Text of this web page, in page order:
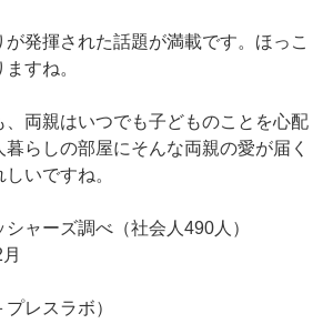
発揮された話題が満載です。ほっこ
すね。
、両親はいつでも子どものことを心配
らしの部屋にそんな両親の愛が届く
いですね。
ャーズ調べ（社会人490人）
レスラボ）